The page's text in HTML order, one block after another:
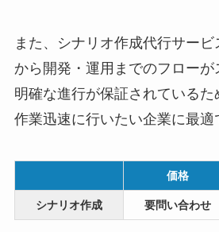
また、シナリオ作成代行サー
から開発・運用までのフローが
明確な進行が保証されている
作業迅速に行いたい企業に最適
価格
シナリオ作成 要問い合わせ